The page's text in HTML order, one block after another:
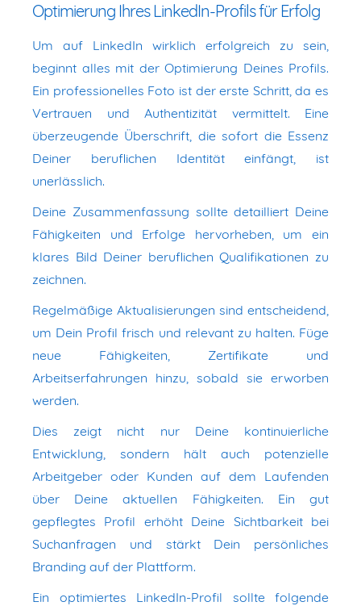
Optimierung Ihres LinkedIn-Profils für Erfolg
Um auf LinkedIn wirklich erfolgreich zu sein,
beginnt alles mit der Optimierung Deines Profils.
Ein professionelles Foto ist der erste Schritt, da es
Vertrauen und Authentizität vermittelt. Eine
überzeugende Überschrift, die sofort die Essenz
Deiner beruflichen Identität einfängt, ist
unerlässlich.
Deine Zusammenfassung sollte detailliert Deine
Fähigkeiten und Erfolge hervorheben, um ein
klares Bild Deiner beruflichen Qualifikationen zu
zeichnen.
Regelmäßige Aktualisierungen sind entscheidend,
um Dein Profil frisch und relevant zu halten. Füge
neue Fähigkeiten, Zertifikate und
Arbeitserfahrungen hinzu, sobald sie erworben
werden.
Dies zeigt nicht nur Deine kontinuierliche
Entwicklung, sondern hält auch potenzielle
Arbeitgeber oder Kunden auf dem Laufenden
über Deine aktuellen Fähigkeiten. Ein gut
gepflegtes Profil erhöht Deine Sichtbarkeit bei
Suchanfragen und stärkt Dein persönliches
Branding auf der Plattform.
Ein optimiertes LinkedIn-Profil sollte folgende